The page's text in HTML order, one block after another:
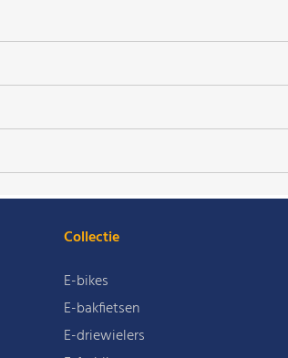
Collectie
E-bikes
E-bakfietsen
E-driewielers